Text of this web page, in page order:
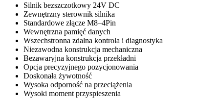
Silnik bezszczotkowy 24V DC
Zewnętrzny sterownik silnika
Standardowe złącze M8–4Pin
Wewnętrzna pamięć danych
Wszechstronna zdalna kontrola i diagnostyka
Niezawodna konstrukcja mechaniczna
Bezawaryjna konstrukcja przekładni
Opcja precyzyjnego pozycjonowania
Doskonała żywotność
Wysoka odporność na przeciążenia
Wysoki moment przyspieszenia